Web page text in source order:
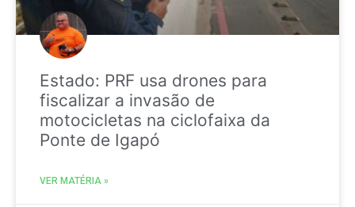
Estado: PRF usa drones para
fiscalizar a invasão de
motocicletas na ciclofaixa da
Ponte de Igapó
VER MATÉRIA »